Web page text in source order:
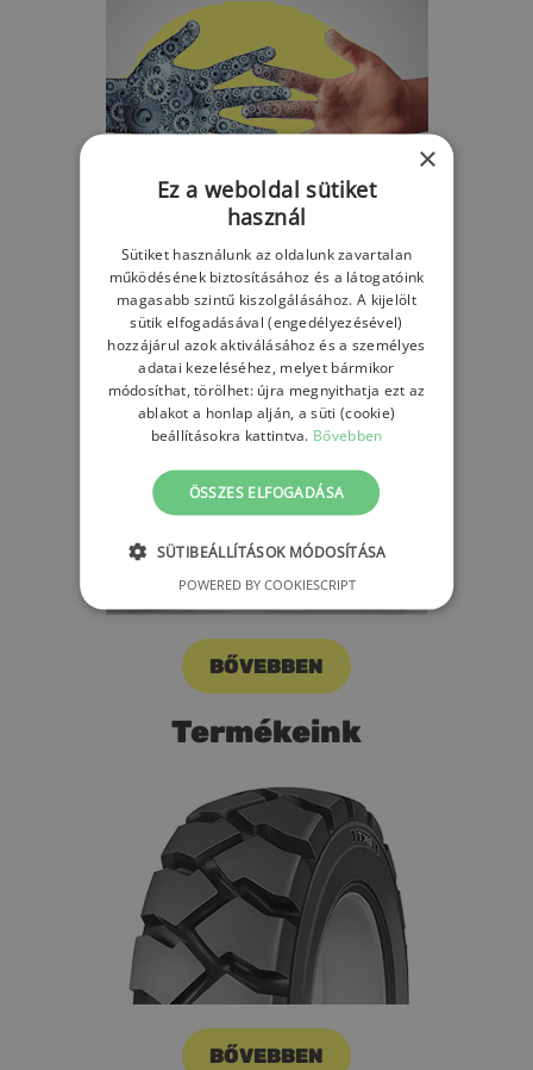
BŐVEBBEN
Szolgáltatásaink
BŐVEBBEN
Termékeink
BŐVEBBEN
×
Ez a weboldal sütiket
használ
Sütiket használunk az oldalunk zavartalan
működésének biztosításához és a látogatóink
magasabb szintű kiszolgálásához. A kijelölt
sütik elfogadásával (engedélyezésével)
hozzájárul azok aktiválásához és a személyes
adatai kezeléséhez, melyet bármikor
módosíthat, törölhet: újra megnyithatja ezt az
ablakot a honlap alján, a süti (cookie)
beállításokra kattintva. Bővebben
ÖSSZES ELFOGADÁSA
SÜTIBEÁLLÍTÁSOK MÓDOSÍTÁSA
POWERED BY COOKIESCRIPT